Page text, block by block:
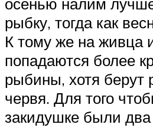
рыбку, тогда как
К тому же на живца
попадаются более
рыбины, хотя берут
червя. Для того
закидушке были два